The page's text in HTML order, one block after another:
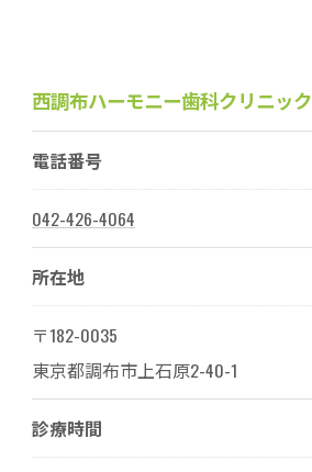
西調布ハーモニー歯科クリニック
電話番号
042-426-4064
所在地
〒182-0035
東京都調布市上石原2-40-1
診療時間